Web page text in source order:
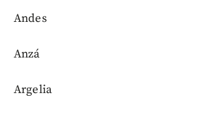
Andes
Anzá
Argelia